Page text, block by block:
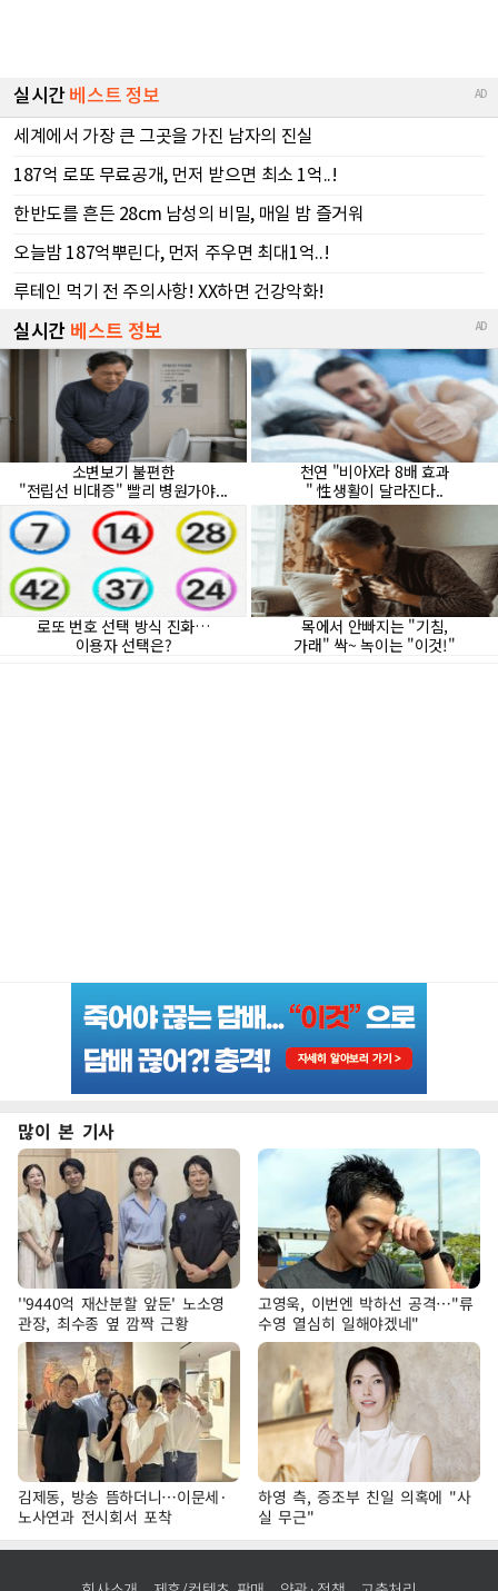
많이 본 기사
''9440억 재산분할 앞둔' 노소영
관장, 최수종 옆 깜짝 근황
고영욱, 이번엔 박하선 공격…"류
수영 열심히 일해야겠네"
김제동, 방송 뜸하더니…이문세·
노사연과 전시회서 포착
하영 측, 증조부 친일 의혹에 "사
실 무근"